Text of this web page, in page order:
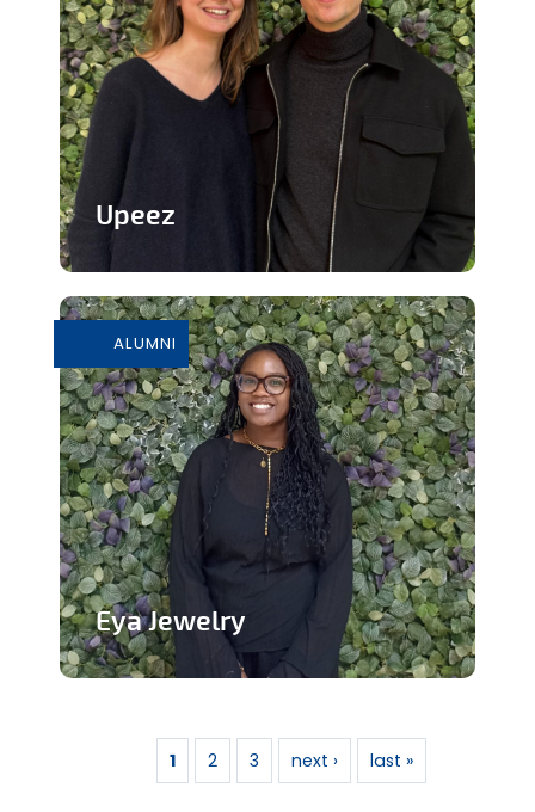
Upeez
grillons
En savoir plus
ALUMNI
Eya Jewelry
En savoir plus
1 2 3 next › last »